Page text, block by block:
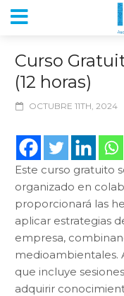
Curso
(12 horas)
OCTUBRE 11TH, 2024
Este curso gratuito
organizado en
proporcionará las
aplicar estrategias
empresa,
medioambientales.
que incluye
adquirir